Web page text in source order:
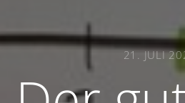
21. JULI